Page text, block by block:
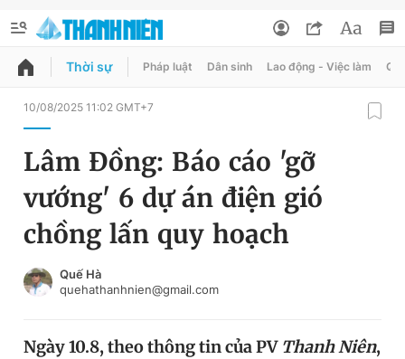
QUẢNG CÁO
Chuyên mục
Chuyên mục khác
Chào ngày mới
Đổi mật khẩu
Tin đã lưu
Tin đã xem
Đăng xuất
Thời sự Pháp luật Dân sinh Lao động - Việc làm
10/08/2025 11:02 GMT+7
Lâm Đồng: Báo cáo 'gỡ
vướng' 6 dự án điện gió
chồng lấn quy hoạch
Quế Hà
quehathanhnien@gmail.com
Ngày 10.8, theo thông tin của PV Thanh Niên,